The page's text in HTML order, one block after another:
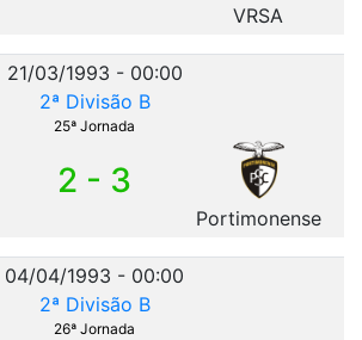
VRSA
21/03/1993 - 00:00
2ª Divisão B
25ª Jornada
2 - 3
Portimonense
04/04/1993 - 00:00
2ª Divisão B
26ª Jornada